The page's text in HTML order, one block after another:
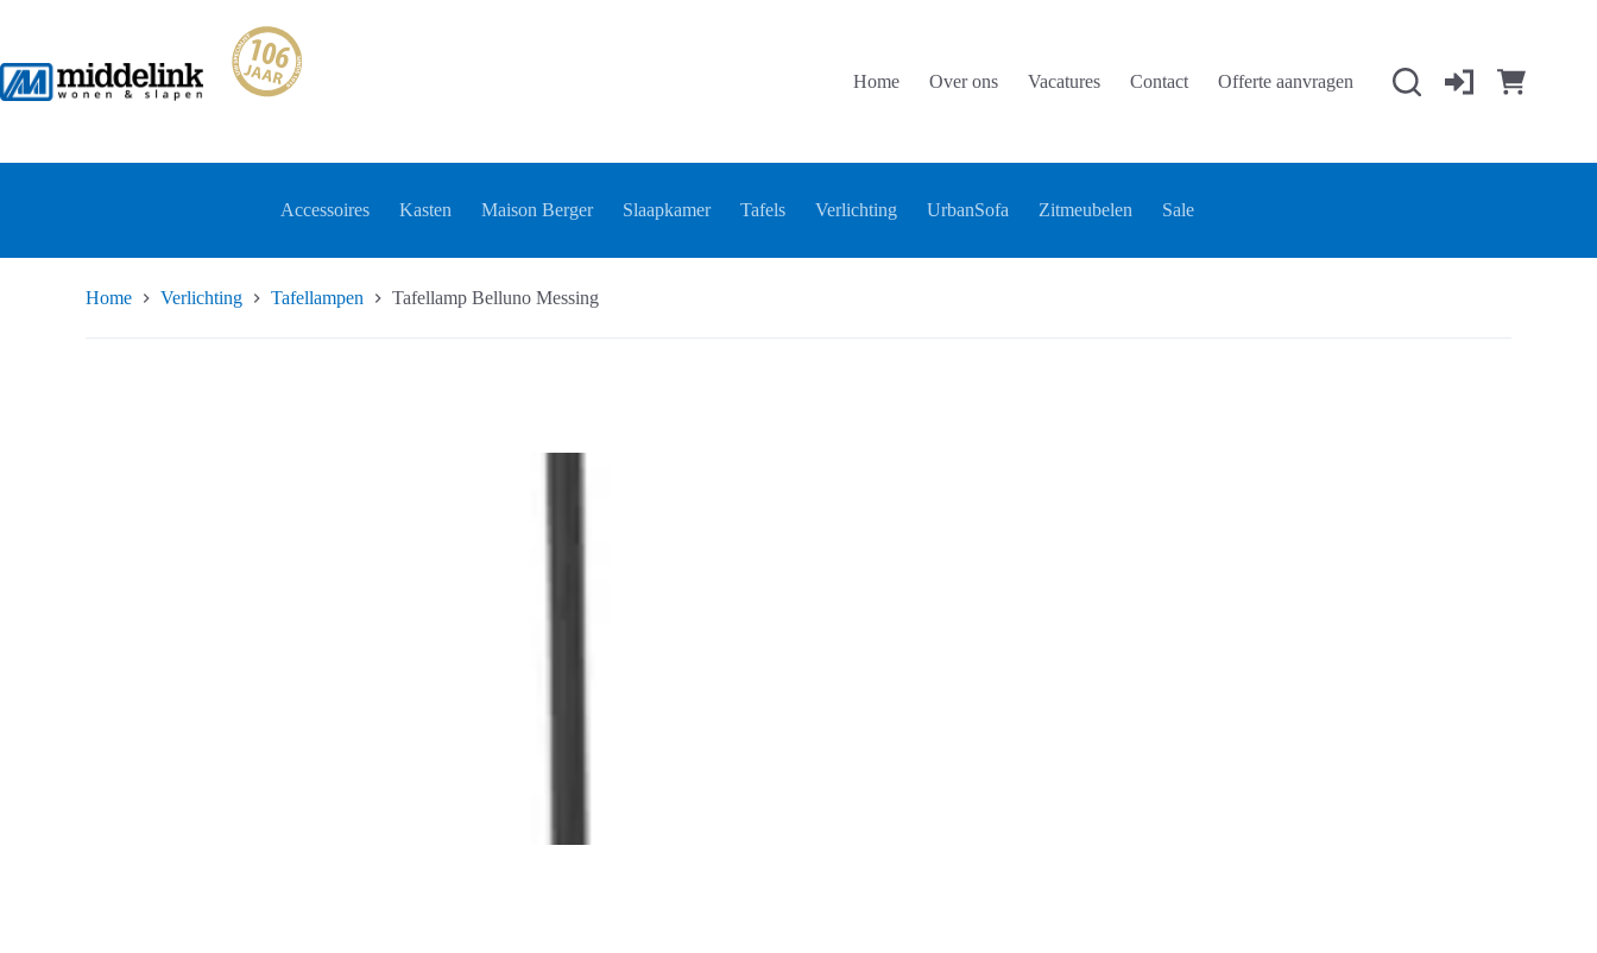
inhoud
Home Over ons Vacatures Contact Offerte aanvragen
Accessoires Kasten Maison Berger Slaapkamer Tafels Verlichting UrbanSofa Zitmeubelen Sale
Home Verlichting Tafellampen Tafellamp Belluno Messing